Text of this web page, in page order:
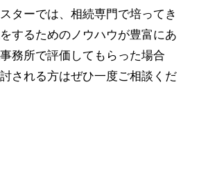
ターでは、相続専門で培ってき
するためのノウハウが豊富にあ
務所で評価してもらった場合
される方はぜひ一度ご相談くだ